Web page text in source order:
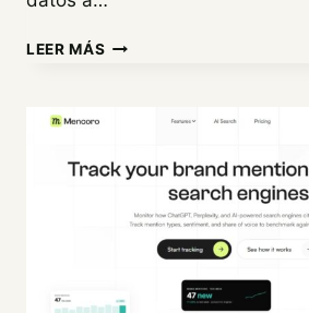
LEER MÁS SEO
ANÁLISIS
COMPLETO
EXTENSIÓN
GRATUITA